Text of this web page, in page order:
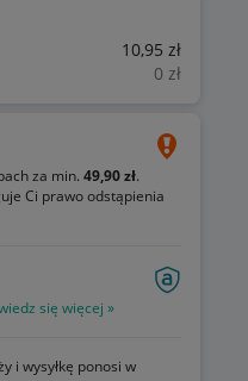
10,95 zł
0 zł
za min. 49,90 zł.
Ci prawo odstąpienia
się więcej »
i wysyłkę ponosi w